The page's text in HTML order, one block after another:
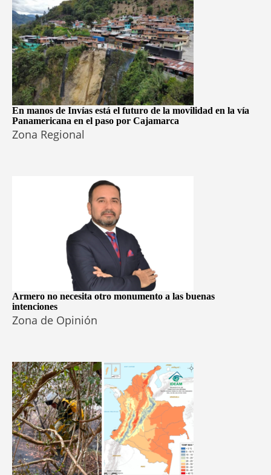
En manos de Invías está el futuro de la movilidad en la vía
Panamericana en el paso por Cajamarca
Zona Regional
Armero no necesita otro monumento a las buenas
intenciones
Zona de Opinión